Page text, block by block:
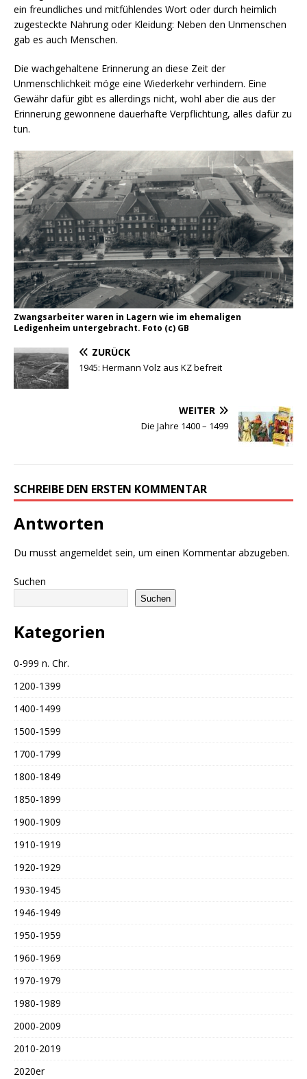
ein freundliches und mitfühlendes Wort oder durch heimlich
zugesteckte Nahrung oder Kleidung: Neben den Unmenschen
gab es auch Menschen.
Die wachgehaltene Erinnerung an diese Zeit der
Unmenschlichkeit möge eine Wiederkehr verhindern. Eine
Gewähr dafür gibt es allerdings nicht, wohl aber die aus der
Erinnerung gewonnene dauerhafte Verpflichtung, alles dafür zu
tun.
Zwangsarbeiter waren in Lagern wie im ehemaligen
Ledigenheim untergebracht. Foto (c) GB
ZURÜCK
1945: Hermann Volz aus KZ befreit
WEITER
Die Jahre 1400 – 1499
SCHREIBE DEN ERSTEN KOMMENTAR
Antworten
Du musst angemeldet sein, um einen Kommentar abzugeben.
Suchen
Suchen
Kategorien
0-999 n. Chr.
1200-1399
1400-1499
1500-1599
1700-1799
1800-1849
1850-1899
1900-1909
1910-1919
1920-1929
1930-1945
1946-1949
1950-1959
1960-1969
1970-1979
1980-1989
2000-2009
2010-2019
2020er